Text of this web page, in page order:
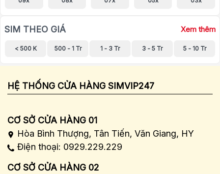
SIM THEO GIÁ Xem thêm
< 500 K 500 - 1 Tr 1 - 3 Tr 3 - 5 Tr 5 - 10 Tr
HỆ THỐNG CỬA HÀNG SIMVIP247
CƠ SỞ CỬA HÀNG 01
Hòa Bình Thượng, Tân Tiến, Văn Giang, HY
Điện thoại: 0929.229.229
CƠ SỞ CỬA HÀNG 02